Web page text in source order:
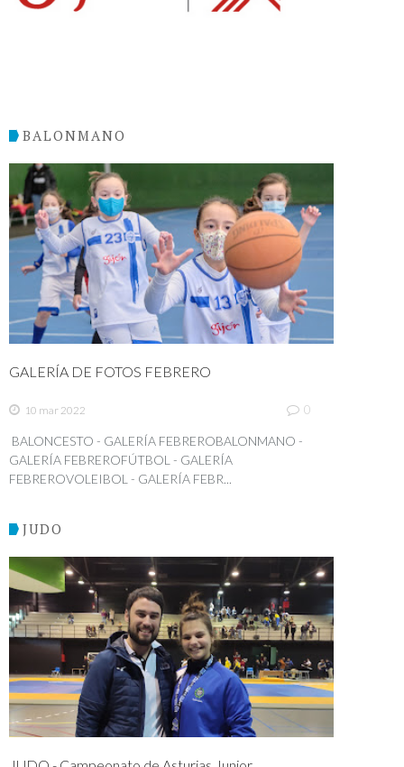
BALONMANO
GALERÍA DE FOTOS FEBRERO
10 mar 2022 0
BALONCESTO - GALERÍA FEBREROBALONMANO -
GALERÍA FEBREROFÚTBOL - GALERÍA
FEBREROVOLEIBOL - GALERÍA FEBR...
JUDO